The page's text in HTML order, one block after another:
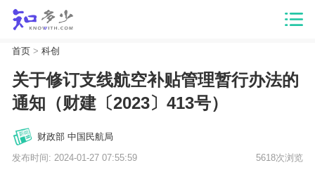
首页> 科创
关于修订支线航空补贴管理暂行办法的
通知（财建〔2023〕413号）
财政部 中国民航局
发布时间: 2024-01-27 07:55:59 5618次浏览